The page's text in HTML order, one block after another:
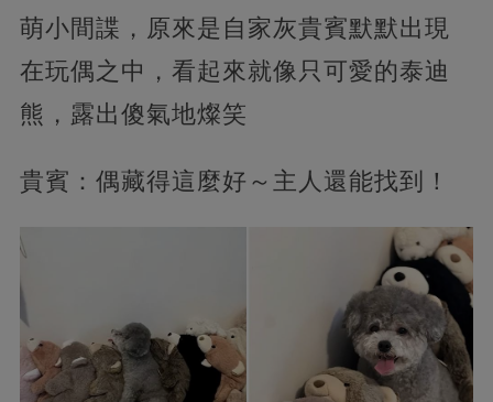
萌小間諜，原來是自家灰貴賓默默出現
在玩偶之中，看起來就像只可愛的泰迪
熊，露出傻氣地燦笑
貴賓：偶藏得這麼好～主人還能找到！